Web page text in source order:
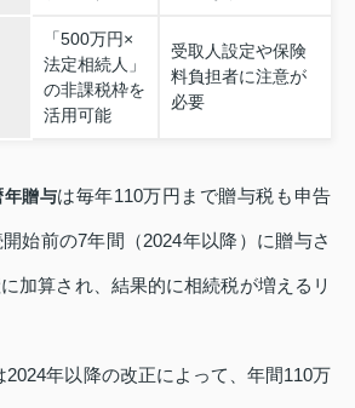
「500万円×
法定相続人」
の非課税枠を
活用可能
受取人設定や保険
料負担者に注意が
必要
年贈与は毎年110万円まで贈与税も申告
始前の7年間（2024年以降）に贈与さ
加算され、結果的に相続税が増えるリ
2024年以降の改正によって、年間110万